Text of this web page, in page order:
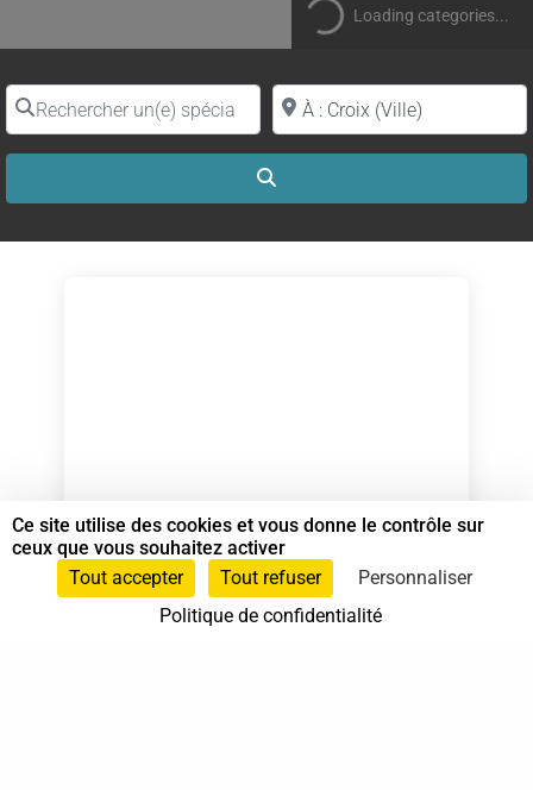
Loading categories...
Rechercher un(e) spécialiste par nomProche de (ville ou région)
SAUTRET Claire
Spécialiste en Shiatsu RNCP
07.55.61.00.87
Ce site utilise des cookies et vous donne le contrôle sur
ceux que vous souhaitez activer
Tout accepter
Tout refuser
Personnaliser
Politique de confidentialité